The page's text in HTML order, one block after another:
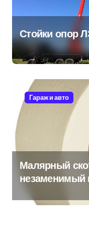
Стойки опор
Гараж и авто
Малярный
незаменимый